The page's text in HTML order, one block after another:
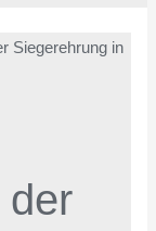
der